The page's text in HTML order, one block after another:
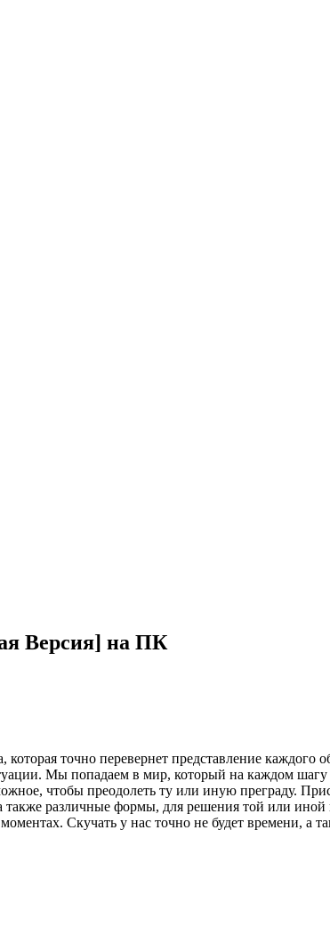
Версия] на ПК
которая точно перевернет представление
Мы попадаем в мир, который на каждом
чтобы преодолеть ту или иную преграду.
различные формы, для решения той или
Скучать у нас точно не будет времени,